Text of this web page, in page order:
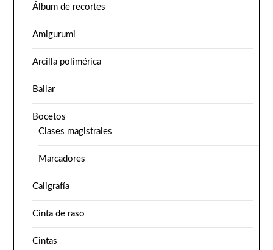
Álbum de recortes
Amigurumi
Arcilla polimérica
Bailar
Bocetos
Clases magistrales
Marcadores
Caligrafía
Cinta de raso
Cintas